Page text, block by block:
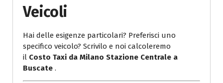
Veicoli
Hai delle esigenze particolari? Preferisci uno
specifico veicolo? Scrivilo e noi calcoleremo
il Costo Taxi da Milano Stazione Centrale a
Buscate .